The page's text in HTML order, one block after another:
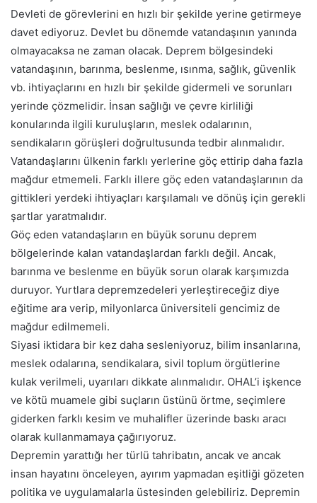
Devleti de görevlerini en hızlı bir şekilde yerine getirmeye
davet ediyoruz. Devlet bu dönemde vatandaşının yanında
olmayacaksa ne zaman olacak. Deprem bölgesindeki
vatandaşının, barınma, beslenme, ısınma, sağlık, güvenlik
vb. ihtiyaçlarını en hızlı bir şekilde gidermeli ve sorunları
yerinde çözmelidir. İnsan sağlığı ve çevre kirliliği
konularında ilgili kuruluşların, meslek odalarının,
sendikaların görüşleri doğrultusunda tedbir alınmalıdır.
Vatandaşlarını ülkenin farklı yerlerine göç ettirip daha fazla
mağdur etmemeli. Farklı illere göç eden vatandaşlarının da
gittikleri yerdeki ihtiyaçları karşılamalı ve dönüş için gerekli
şartlar yaratmalıdır.
Göç eden vatandaşların en büyük sorunu deprem
bölgelerinde kalan vatandaşlardan farklı değil. Ancak,
barınma ve beslenme en büyük sorun olarak karşımızda
duruyor. Yurtlara depremzedeleri yerleştireceğiz diye
eğitime ara verip, milyonlarca üniversiteli gencimiz de
mağdur edilmemeli.
Siyasi iktidara bir kez daha sesleniyoruz, bilim insanlarına,
meslek odalarına, sendikalara, sivil toplum örgütlerine
kulak verilmeli, uyarıları dikkate alınmalıdır. OHAL’i işkence
ve kötü muamele gibi suçların üstünü örtme, seçimlere
giderken farklı kesim ve muhalifler üzerinde baskı aracı
olarak kullanmamaya çağırıyoruz.
Depremin yarattığı her türlü tahribatın, ancak ve ancak
insan hayatını önceleyen, ayırım yapmadan eşitliği gözeten
politika ve uygulamalarla üstesinden gelebiliriz. Depremin